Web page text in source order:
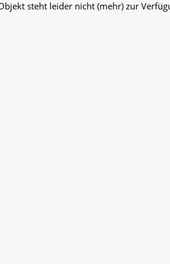
steht leider nicht (mehr) zur